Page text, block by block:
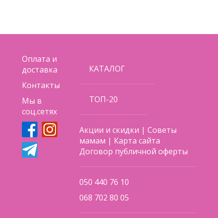
Оплата и
доставка
Контакты
Мы в
соц.сетях
КАТАЛОГ
ТОП-20
Акции и скидки |Советы
мамам | Карта сайта
Договор публичной оферты
050 440 76 10
068 702 80 05